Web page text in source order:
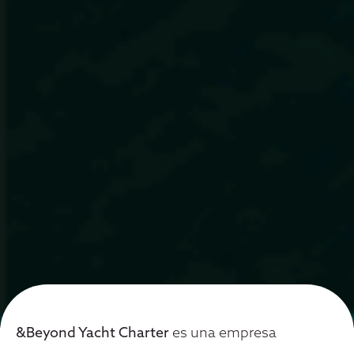
&Beyond Yacht Charter es una empresa